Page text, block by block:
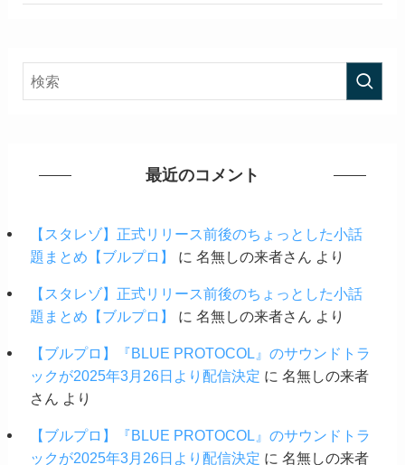
最近のコメント
【スタレゾ】正式リリース前後のちょっとした小話
題まとめ【ブルプロ】
に 名無しの来者さん より
【スタレゾ】正式リリース前後のちょっとした小話
題まとめ【ブルプロ】
に 名無しの来者さん より
【ブルプロ】『BLUE PROTOCOL』のサウンドトラ
ックが2025年3月26日より配信決定 に 名無しの来者
さん より
【ブルプロ】『BLUE PROTOCOL』のサウンドトラ
ックが2025年3月26日より配信決定 に 名無しの来者